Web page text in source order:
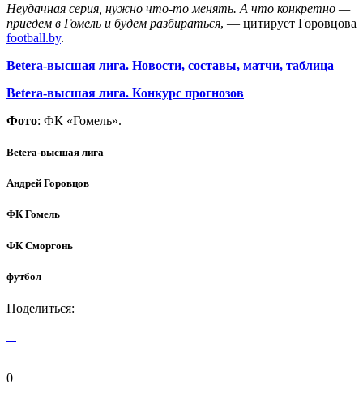
Неудачная серия, нужно что-то менять. А что конкретно —
приедем в Гомель и будем разбираться, — цитирует Горовцова
football.by.
Betera-высшая лига. Новости, составы, матчи, таблица
Betera-высшая лига. Конкурс прогнозов
Фото: ФК «Гомель».
Betera-высшая лига
Андрей Горовцов
ФК Гомель
ФК Сморгонь
футбол
Поделиться:
0